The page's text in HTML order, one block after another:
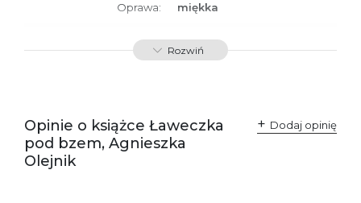
Oprawa: miękka
ISBN 9788379767083
odpowiedzialne za
zgodność produktu z
przepisami:
Sp. z o.o.
ul. Fredry 8
61-701 Poznań
Rozwiń
Opinie o książce Ławeczka
pod bzem, Agnieszka
Olejnik
Dodaj opinię